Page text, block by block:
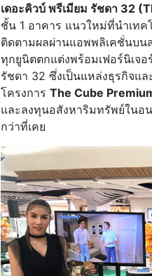
เดอะคิวบ์ พรีเมียม รัชดา 32
ชั้น 1 อาคาร แนวใหม่ที่นำเท
ติดตามผลผ่านแอพพลิเคชั่นบน
ทุกยูนิตตกแต่งพร้อมเฟอร์นิเจ
รัชดา 32 ซึ่งเป็นแหล่งธุรกิจแ
โครงการ The Cube
และลงทุนอสังหาริมทรัพย์ในอ
กว่าที่เคย